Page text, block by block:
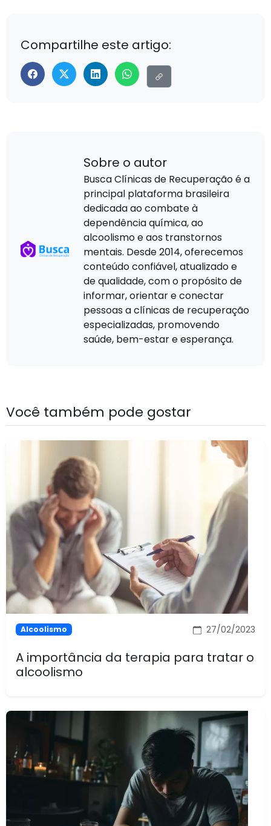
Compartilhe este artigo:
Sobre o autor
Busca Clínicas de Recuperação é a
principal plataforma brasileira
dedicada ao combate à
dependência química, ao
alcoolismo e aos transtornos
mentais. Desde 2014, oferecemos
conteúdo confiável, atualizado e
de qualidade, com o propósito de
informar, orientar e conectar
pessoas a clínicas de recuperação
especializadas, promovendo
saúde, bem-estar e esperança.
Você também pode gostar
Alcoolismo 27/02/2023
A importância da terapia para tratar o
alcoolismo